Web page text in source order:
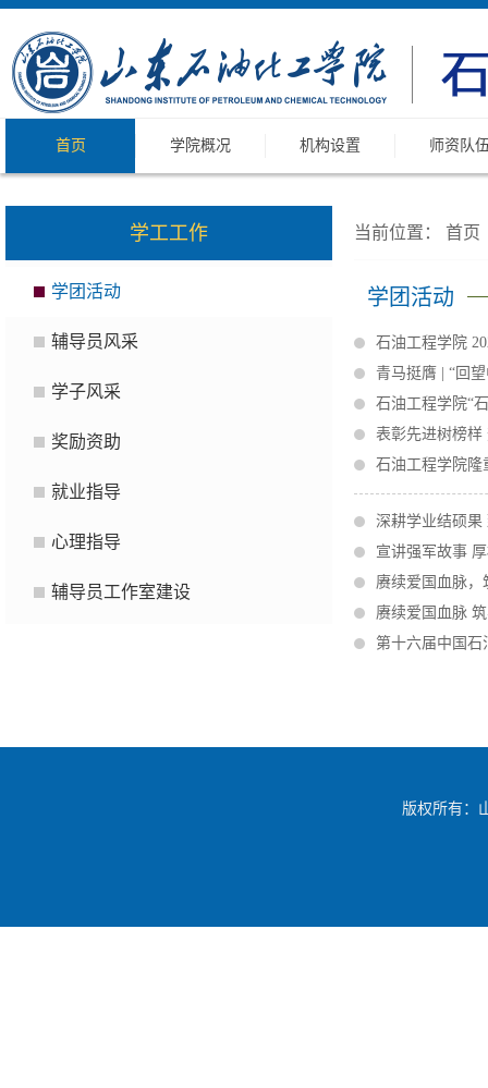
首页 学院概况 机构设置 师资队
学工工作
学团活动
辅导员风采
学子风采
奖励资助
就业指导
心理指导
辅导员工作室建设
当前位置： 首页
学团活动
石油工程学院
青马挺膺 | “回
石油工程学院“
表彰先进树榜
石油工程学院隆
深耕学业结硕
宣讲强军故事
赓续爱国血脉
赓续爱国血脉
第十六届中国
版权所有：